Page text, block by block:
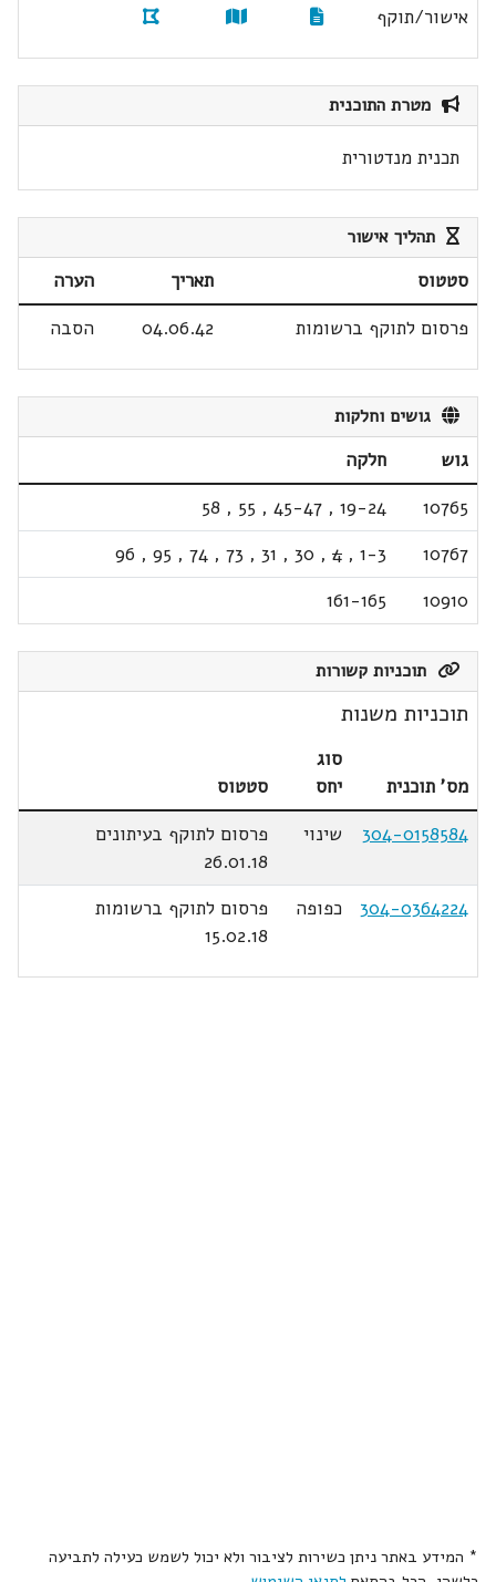
אישור/תוקף
מטרת התוכנית
תכנית מנדטורית
תהליך אישור
סטטוס תאריך
הערה
פרסום לתוקף ברשומות
04.06.42 הסבה
גושים וחלקות
גוש
חלקה
10765
19-24
,
45-47
,
55
,
58
10767
1-3
,
4
,
30
,
31
,
73
,
74
,
95
,
96
10910
161-165
תוכניות קשורות
תוכניות משנות
מס' תוכנית
סוג
יחס
סטטוס
304-0158584
שינוי
פרסום לתוקף בעיתונים
26.01.18
304-0364224
כפופה
פרסום לתוקף ברשומות
15.02.18
* המידע באתר ניתן כשירות לציבור ולא יכול לשמש כעילה לתביעה